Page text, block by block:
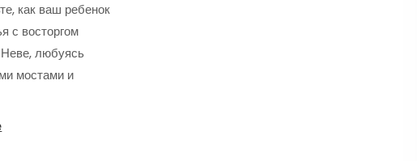
как ваш ребенок
с восторгом
любуясь
мостами и